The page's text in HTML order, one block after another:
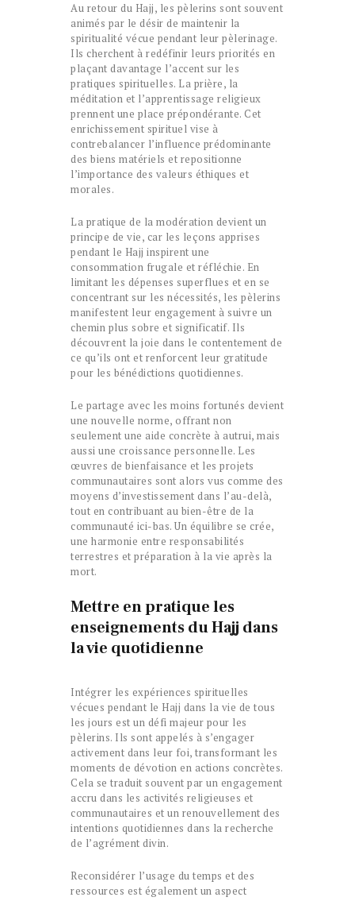
Au retour du Hajj, les pèlerins sont souvent
animés par le désir de maintenir la
spiritualité vécue pendant leur pèlerinage.
Ils cherchent à redéfinir leurs priorités en
plaçant davantage l’accent sur les
pratiques spirituelles. La prière, la
méditation et l’apprentissage religieux
prennent une place prépondérante. Cet
enrichissement spirituel vise à
contrebalancer l’influence prédominante
des biens matériels et repositionne
l’importance des valeurs éthiques et
morales.
La pratique de la modération devient un
principe de vie, car les leçons apprises
pendant le Hajj inspirent une
consommation frugale et réfléchie. En
limitant les dépenses superflues et en se
concentrant sur les nécessités, les pèlerins
manifestent leur engagement à suivre un
chemin plus sobre et significatif. Ils
découvrent la joie dans le contentement de
ce qu’ils ont et renforcent leur gratitude
pour les bénédictions quotidiennes.
Le partage avec les moins fortunés devient
une nouvelle norme, offrant non
seulement une aide concrète à autrui, mais
aussi une croissance personnelle. Les
œuvres de bienfaisance et les projets
communautaires sont alors vus comme des
moyens d’investissement dans l’au-delà,
tout en contribuant au bien-être de la
communauté ici-bas. Un équilibre se crée,
une harmonie entre responsabilités
terrestres et préparation à la vie après la
mort.
Mettre en pratique les
enseignements du Hajj dans
la vie quotidienne
Intégrer les expériences spirituelles
vécues pendant le Hajj dans la vie de tous
les jours est un défi majeur pour les
pèlerins. Ils sont appelés à s’engager
activement dans leur foi, transformant les
moments de dévotion en actions concrètes.
Cela se traduit souvent par un engagement
accru dans les activités religieuses et
communautaires et un renouvellement des
intentions quotidiennes dans la recherche
de l’agrément divin.
Reconsidérer l’usage du temps et des
ressources est également un aspect